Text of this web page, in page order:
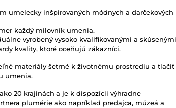
umelecky inšpirovaných módnych a darčekových
každý milovník umenia.
vyrobený vysoko kvalifikovanými a skúsenými
kvality, ktoré oceňujú zákazníci.
materiály šetrné k životnému prostrediu a tlačiť
umenia.
20 krajinách a je k dispozícii výhradne
plumérie ako napríklad predajca, múzeá a